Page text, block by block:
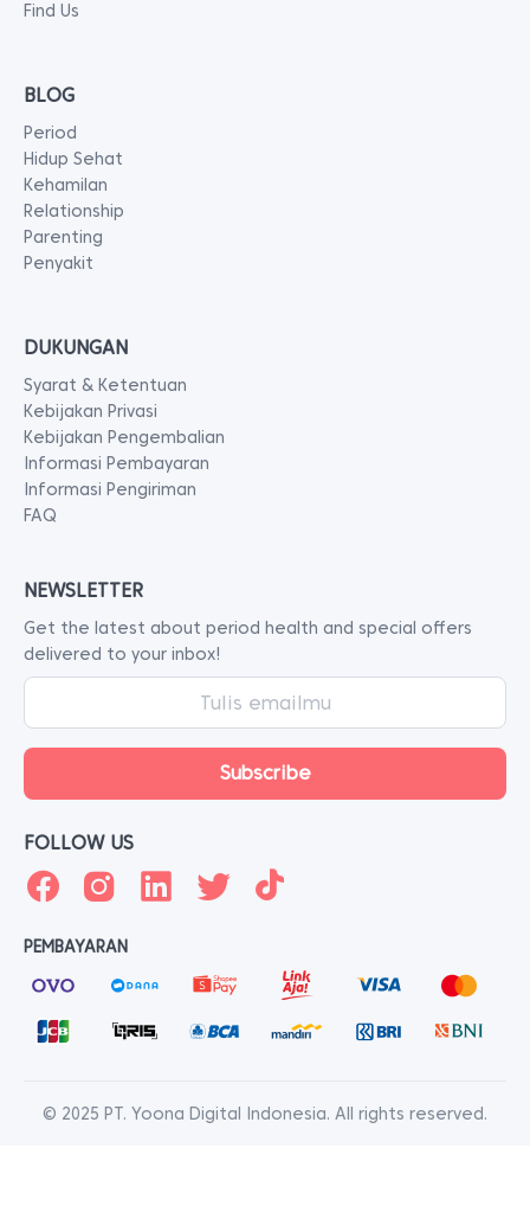
Find Us
BLOG
Period
Hidup Sehat
Kehamilan
Relationship
Parenting
Penyakit
DUKUNGAN
Syarat & Ketentuan
Kebijakan Privasi
Kebijakan Pengembalian
Informasi Pembayaran
Informasi Pengiriman
FAQ
NEWSLETTER
Get the latest about period health and special offers
delivered to your inbox!
FOLLOW US
PEMBAYARAN
© 2025 PT. Yoona Digital Indonesia. All rights reserved.